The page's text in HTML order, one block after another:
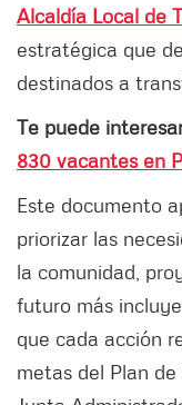
Alcaldía Local de
estratégica que
destinados a
Te puede
830 vacantes en
Este documento
priorizar las
la comunidad,
futuro más
que cada acción
metas del Plan